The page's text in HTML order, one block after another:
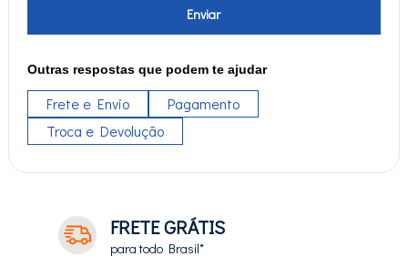
Enviar
Outras respostas que podem te ajudar
Frete e Envio
Pagamento
Troca e Devolução
FRETE GRÁTIS
para todo Brasil*